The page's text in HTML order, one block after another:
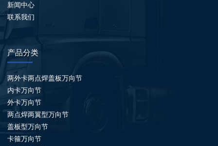
新闻中心
联系我们
产品分类
两外卡两点焊盖板万向节
内卡万向节
外卡万向节
两点焊两翼型万向节
盖板型万向节
卡箍万向节